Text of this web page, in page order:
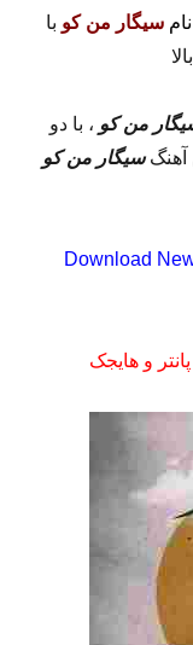
سیگار من کو با
من کو ، با دو
سیگار من کو
Download
و هایجک